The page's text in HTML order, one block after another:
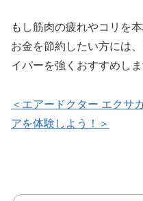
もし筋肉の疲れやコリを
お金を節約したい方には
イパーを強くおすすめしま
＜エアードクター エクサ
アを体験しよう！＞